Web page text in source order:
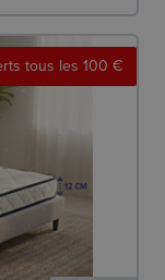
tous les 100 €